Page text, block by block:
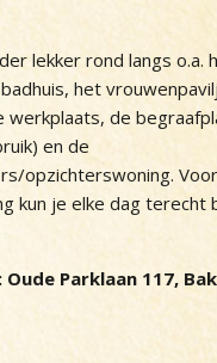
lekker rond langs o.a.
het
werkplaats, de
en de
opzichterswoning.
kun je elke dag terecht
Parklaan 117,